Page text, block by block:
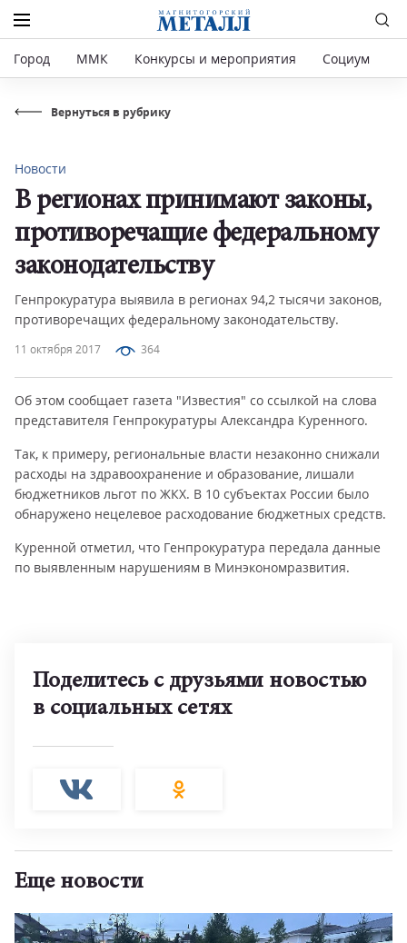
Город ММК Конкурсы и мероприятия Социум
Вернуться в рубрику
11 октября 2017 364
Новости
В регионах принимают законы,
противоречащие федеральному
законодательству
Генпрокуратура выявила в регионах 94,2 тысячи законов,
противоречащих федеральному законодательству.
Об этом сообщает газета "Известия" со ссылкой на слова
представителя Генпрокуратуры Александра Куренного.
Так, к примеру, региональные власти незаконно снижали
расходы на здравоохранение и образование, лишали
бюджетников льгот по ЖКХ. В 10 субъектах России было
обнаружено нецелевое расходование бюджетных средств.
Куренной отметил, что Генпрокуратура передала данные
по выявленным нарушениям в Минэкономразвития.
Поделитесь с друзьями новостью
в социальных сетях
Еще новости